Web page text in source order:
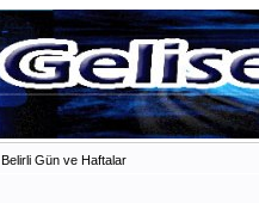
Belirli Gün ve Haftalar